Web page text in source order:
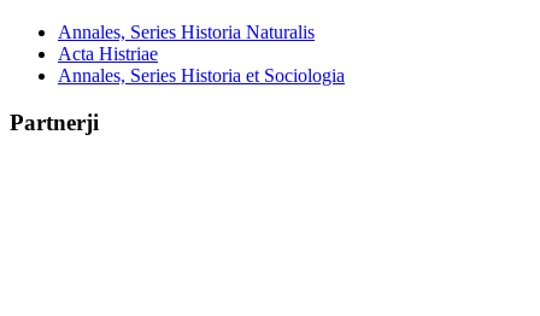
Annales, Series Historia Naturalis
Acta Histriae
Annales, Series Historia et Sociologia
Partnerji